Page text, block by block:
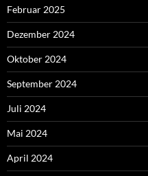
Februar 2025
Dezember 2024
Oktober 2024
September 2024
Juli 2024
Mai 2024
April 2024